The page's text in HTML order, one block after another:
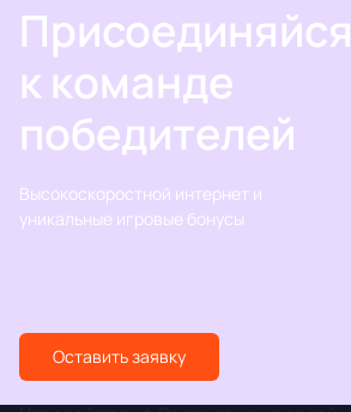
Присоединяйся
к команде
победителей
Высокоскоростной интернет и
уникальные игровые бонусы
Оставить заявку